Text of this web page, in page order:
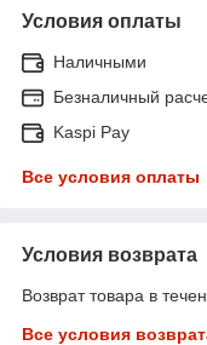
Условия оплаты
Наличными
Безналичный
Kaspi Pay
Все условия оплаты
Условия возврата
Возврат товара в
Все условия